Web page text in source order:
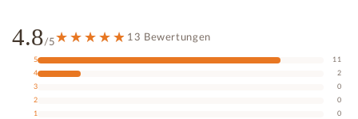
4.8/5 13 Bewertungen
5
11
4
2
3
0
2
0
1
0